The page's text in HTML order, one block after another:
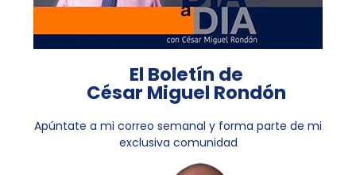
El Boletín de
César Miguel Rondón
Apúntate a mi correo semanal y forma parte de mi
exclusiva comunidad